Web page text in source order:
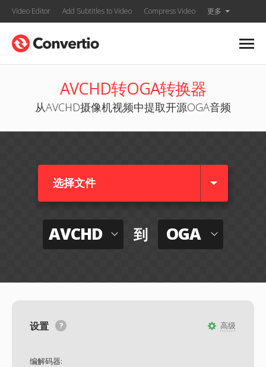
Video Editor Add Subtitles to Video Compress Video 更多
AVCHD转OGA转换器
从AVCHD摄像机视频中提取开源OGA音频
选择文件
AVCHD 到 OGA
高级
设置
编解码器: